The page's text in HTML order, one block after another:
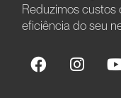
Reduzimos custos
eficiência do seu